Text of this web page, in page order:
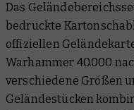
Das
bedruckte
offiziellen
Warhammer 40.000
verschiedene Größen
Geländestücken